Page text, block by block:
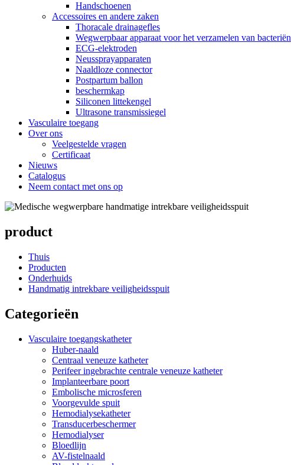
Handschoenen
Accessoires en andere zaken
Thoracale drainagefles
Wegwerpbaar apparaat voor het verzamelen van bacteriën
ECG-elektroden
Neussprayapparaten
Naaldloze connector
Postpartum ballon
beschermkap
Siliconen littekengel
Ultrasone transmissiegel
Vasculaire toegang
Over ons
Veelgestelde vragen
Certificaat
Nieuws
Catalogus
Neem contact met ons op
product
Thuis
Producten
Onderhuids
Handmatig intrekbare veiligheidsspuit
Categorieën
Vasculaire toegangskatheter
Huber-naald
Centraal veneuze katheter
Perifeer ingebrachte centrale veneuze katheter
Implanteerbare poort
Embolische microsferen
Voorgevulde spuit
Hemodialysekatheter
Transducerbeschermer
Hemodialyser
Bloedlijn
AV-fistelnaald